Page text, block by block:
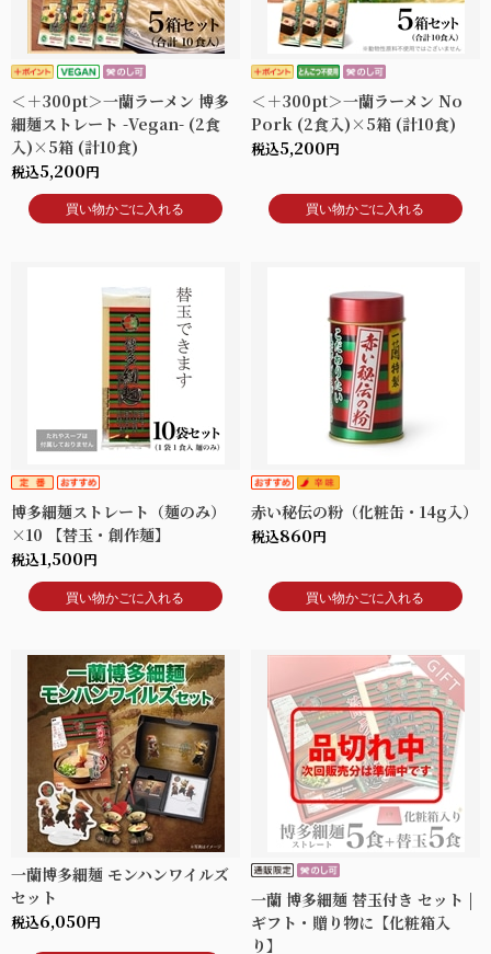
＜＋300pt＞一蘭ラーメン 博多
細麺ストレート -Vegan- (2食
入)×5箱 (計10食)
税込5,200円
買い物かごに入れる
＜＋300pt＞一蘭ラーメン No
Pork (2食入)×5箱 (計10食)
税込5,200円
買い物かごに入れる
博多細麺ストレート（麺のみ）
×10 【替玉・創作麺】
税込1,500円
買い物かごに入れる
赤い秘伝の粉（化粧缶・14g入）
税込860円
買い物かごに入れる
一蘭博多細麺 モンハンワイルズ
セット
税込6,050円
一蘭 博多細麺 替玉付き セット |
ギフト・贈り物に【化粧箱入
り】